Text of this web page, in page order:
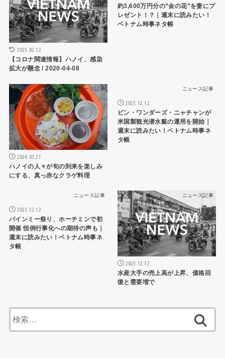
2025.02.12
【コロナ関連情報】ハノイ、感染
拡大が懸念 / 2020-04-08
約3,600万円分の”金の花”を妻にプ
レゼント！？｜週末に読みたい！
ベトナム時事ネタ帳
ニュース記事
2024.03.21
ハノイの人々が旬の到来を楽しみ
にする、真っ赤なクラゲ料理
ニュース記事
2023.12.12
ビン・ワンダーズ・ニャチャンが
米国製観光潜水艇の運用を開始｜
週末に読みたい！ベトナム時事ネ
タ帳
ニュース記事
2023.12.12
バインミー祭り、ホーチミンで初
開催 恒例行事化への期待の声も｜
週末に読みたい！ベトナム時事ネ
タ帳
ニュース記事
2023.12.12
水産大手の売上高が上昇、価格回
復と需要増で
索: